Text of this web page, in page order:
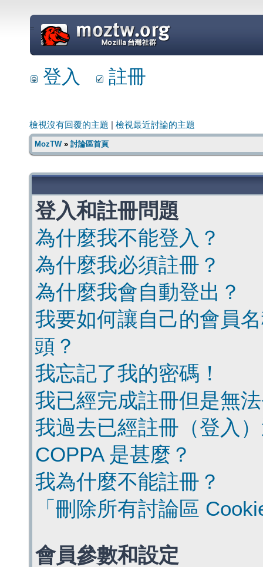
=
登入 註冊
檢視沒有回覆的主題 檢視最近討論的主題
MozTW» 討論區首頁
登入和註冊問題
為什麼我不能登入？
為什麼我必須註冊？
為什麼我會自動登出？
我要如何讓自己的會員
頭？
我忘記了我的密碼！
我已經完成註冊但是無
我過去已經註冊（登入
COPPA 是甚麼？
我為什麼不能註冊？
「刪除所有討論區
會員參數和設定